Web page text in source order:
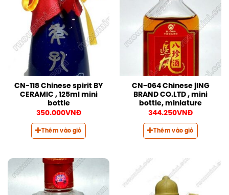
CN-118 Chinese spirit BY
CERAMIC , 125ml mini
bottle
350.000VNĐ
Thêm vào giỏ
CN-064 Chinese jING
BRAND CO.LTD , mini
bottle, miniature
344.250VNĐ
Thêm vào giỏ